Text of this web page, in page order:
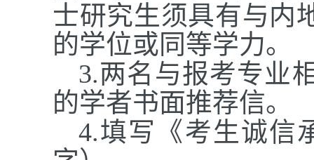
士研究生须具有与内
的学位或同等学力。
3.两名与报考专业
的学者书面推荐信。
4.填写《考生诚信